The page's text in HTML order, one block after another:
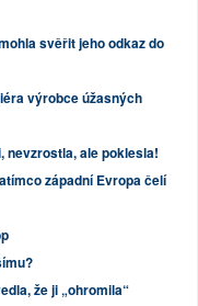
svěřit jeho odkaz do
výrobce úžasných
nevzrostla, ale poklesla!
západní Evropa čelí
že ji „ohromila“